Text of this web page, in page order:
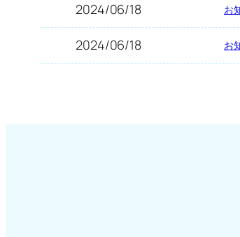
2024/06/18 お
2024/06/18 お